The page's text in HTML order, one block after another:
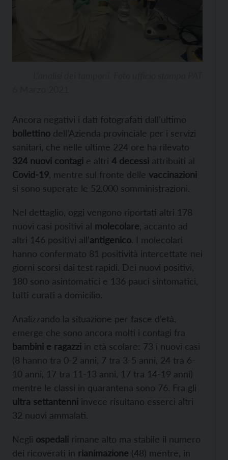
Ancora negativi i dati fotografati dall’ultimo
bollettino dell’Azienda provinciale per i servizi
sanitari, che nelle ultime 224 ore ha rilevato
324 nuovi contagi e altri 4 decessi attribuiti al
Covid-19 , mentre sul fronte delle vaccinazioni
si sono superate le 52.000 somministrazioni.
Nel dettaglio, oggi vengono riportati altri 178
nuovi casi positivi al molecolare , accanto ad
altri 146 positivi all’antigenico. I molecolari
hanno confermato 81 positività intercettate nei
giorni scorsi dai test rapidi. Dei nuovi positivi,
180 sono asintomatici e 136 pauci sintomatici,
tutti curati a domicilio.
Analizzando la situazione per fasce d’età,
emerge che sono ancora molti i contagi fra
bambini e ragazzi in età scolare: 73 i nuovi casi
(8 hanno tra 0-2 anni, 7 tra 3-5 anni, 24 tra 6-
10 anni, 17 tra 11-13 anni, 17 tra 14-19 anni)
mentre le classi in quarantena sono 76. Fra gli
ultra settantenni invece risultano esserci altri
32 nuovi ammalati.
Negli ospedali rimane alto ma stabile il numero
dei ricoverati in rianimazione (48) mentre, in